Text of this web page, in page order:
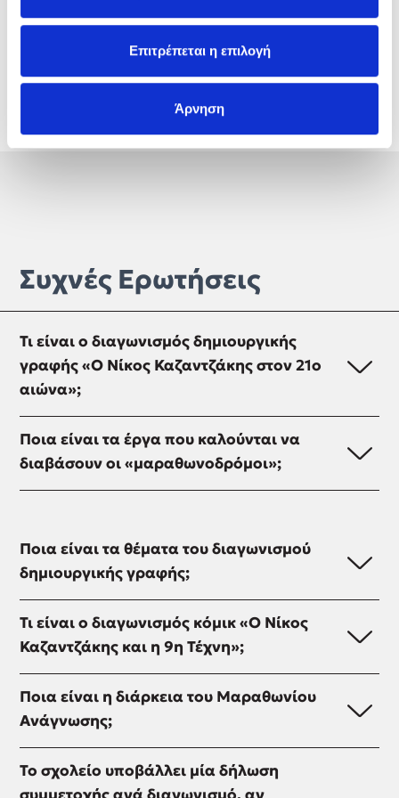
Επιτρέπεται η επιλογή
Άρνηση
«Ο Νίκος Καζαντζάκης στον 21οαιώνα» εδώ:
Συχνές Ερωτήσεις
Τι είναι ο διαγωνισμός δημιουργικής
γραφής «Ο Νίκος Καζαντζάκης στον 21ο
αιώνα»;
διαγωνισμό
δημιουργικής
γραφής
Καζαντζάκης
στον
21ο
αιώνα»
οι
μαθητές/-
κάθε
τάξης
καλούνται
να
διαβάσουν
Ποια είναι τα έργα που καλούνται να
διαβάσουν οι «μαραθωνοδρόμοι»;
που
καλούνται
να
οι
«μαραθωνοδρόμοι»
και
να
εμπνευστούν
δημιουργώντας
Ποια είναι τα θέματα του διαγωνισμού
δημιουργικής γραφής;
συμμετέχοντες
μπορούν
να
επιλέξουν
οποιοδήποτε
τέσσερα
Τι είναι ο διαγωνισμός κόμικ «Ο Νίκος
Καζαντζάκης και η 9η Τέχνη»;
διαγωνισμό
κόμικ
«Ο
Νίκος
Καζαντζάκης
Ποια είναι η διάρκεια του Μαραθωνίου
Ανάγνωσης;
ημερομηνία
Το σχολείο υποβάλλει μία δήλωση